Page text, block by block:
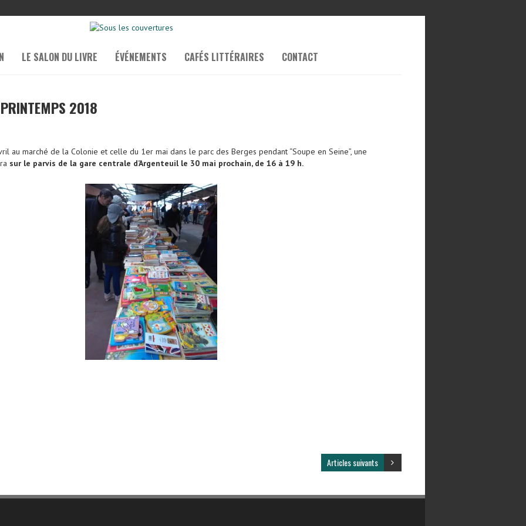
LE SALON DU LIVRE ÉVÉNEMENTS CAFÉS LITTÉRAIRES CONTACT
2018
au marché de la Colonie et celle du 1er mai dans le parc des Berges pendant “Soupe en Seine”, une
sur le parvis de la gare centrale d’Argenteuil le 30 mai prochain, de 16 à 19 h.
Articles suivants